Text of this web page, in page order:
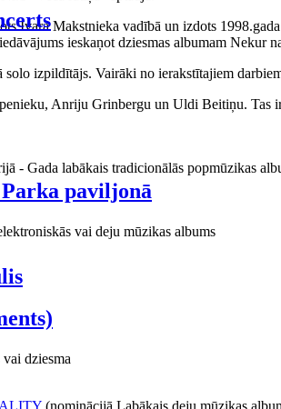
paviljonā
Ivara Makstnieka vadībā un izdots
ieskaņot dziesmas albumam Nekur
izpildītājs. Vairāki no ierakstītajiem
Anriju Grinbergu un Uldi Beitiņu. Tas
- Gada labākais tradicionālās popmūzikas
vai deju mūzikas albums
dziesma
(nominācijā Labākais deju mūzikas